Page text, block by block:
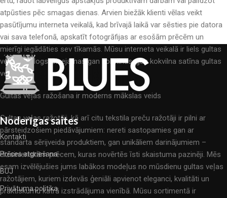
atpūsties pēc smagas dienas. Arvien biežāk klienti vēlas veikt
pasūtījumu interneta veikalā, kad brīvajā laikā var sēsties pie datora
vai sava telefonā, apskatīt fotogrāfijas ar esošām prēcēm un
mierīgi iegādāties sev tīkamās. Mūsu interneta veikalā ir liels gultas
veļas katalogs: pieejamas gan kokvilnas, gan kokvilna satīna gultas
veļas.
Gultas veļas ražošana ir moderns mākslas veids
Gultas veļas ražotāji, kā arī citu tekstila preču ražotāji ir pilni ar
pārsteidzošiem piedāvājumiem: nereti sastopamies gan ar
standarta sērijveida produktiem, gan unikāliem darinājumiem –
dizainieriskām prēcem, kuras novērtēs īsti skaistuma pazinēji. Mēs
esam izvēlējušies jums labākos modeļus no mūsdienu gultas veļas
ražotājiem, kuriem izdevās ģeniāli apvienot eleganci, kvalitāti un
praktiskumu katrā izstrādājuma vienībā. Mūsu sortimentā ir
Noderīgas saites
Kontakti
Prēces atgriešana
BUJ
Privātuma politika